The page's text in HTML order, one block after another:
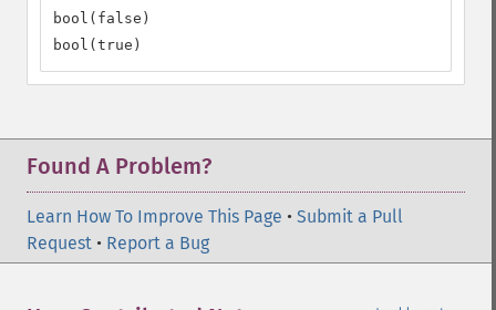
bool(false)
bool(true)
Found A Problem?
Learn How To Improve This Page • Submit a Pull
Request • Report a Bug